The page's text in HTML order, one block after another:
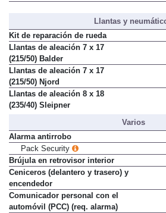
Llantas y
Kit de reparación de rueda
Llantas de aleación 7 x 17
(215/50) Balder
Llantas de aleación 7 x 17
(215/50) Njord
Llantas de aleación 8 x 18
(235/40) Sleipner
Varios
Alarma antirrobo
Pack Security
Brújula en retrovisor interior
Ceniceros (delantero y trasero) y
encendedor
Comunicador personal con el
automóvil (PCC) (req. alarma)